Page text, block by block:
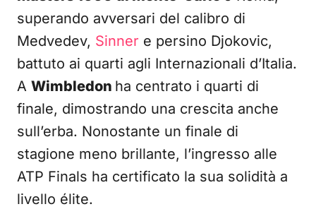
superando avversari del calibro di
Medvedev, Sinner e persino Djokovic,
battuto ai quarti agli Internazionali d’Italia.
A Wimbledon ha centrato i quarti di
finale, dimostrando una crescita anche
sull’erba. Nonostante un finale di
stagione meno brillante, l’ingresso alle
ATP Finals ha certificato la sua solidità a
livello élite.